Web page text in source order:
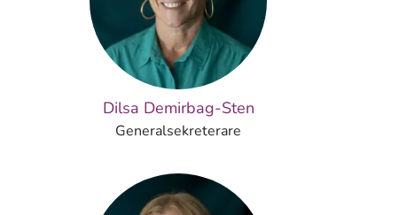
Dilsa Demirbag-Sten
Generalsekreterare